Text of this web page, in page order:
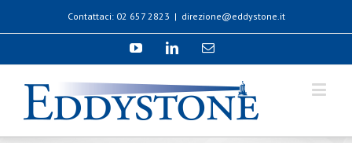
Contattaci: 02 657 2823 | direzione@eddystone.it